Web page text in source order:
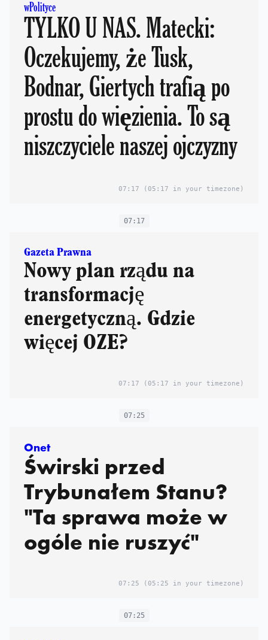
wPolityce
TYLKO U NAS. Matecki:
Oczekujemy, że Tusk,
Bodnar, Giertych trafią po
prostu do więzienia. To są
niszczyciele naszej ojczyzny
07:17 (05:17 in your timezone)
07:17
Gazeta Prawna
Nowy plan rządu na
transformację
energetyczną. Gdzie
więcej OZE?
07:17 (05:17 in your timezone)
07:25
Onet
Świrski przed
Trybunałem Stanu?
"Ta sprawa może w
ogóle nie ruszyć"
07:25 (05:25 in your timezone)
07:25